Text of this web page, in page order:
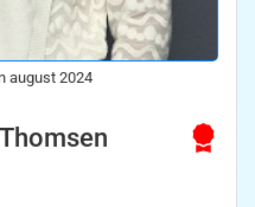
august 2024